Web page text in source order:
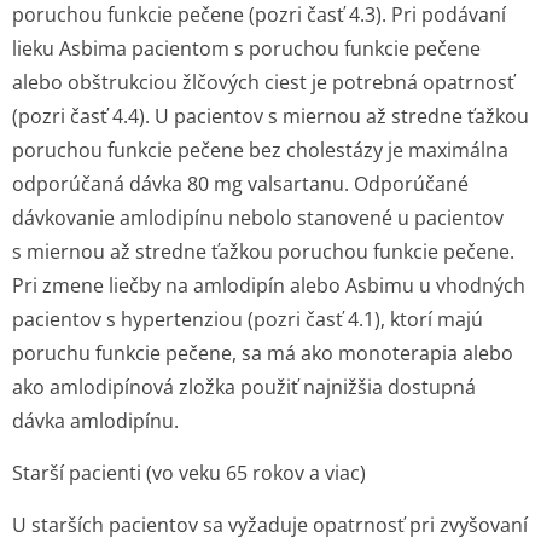
poruchou funkcie pečene (pozri časť 4.3). Pri podávaní
lieku Asbima pacientom s poruchou funkcie pečene
alebo obštrukciou žlčových ciest je potrebná opatrnosť
(pozri časť 4.4). U pacientov s miernou až stredne ťažkou
poruchou funkcie pečene bez cholestázy je maximálna
odporúčaná dávka 80 mg valsartanu. Odporúčané
dávkovanie amlodipínu nebolo stanovené u pacientov
s miernou až stredne ťažkou poruchou funkcie pečene.
Pri zmene liečby na amlodipín alebo Asbimu u vhodných
pacientov s hypertenziou (pozri časť 4.1), ktorí majú
poruchu funkcie pečene, sa má ako monoterapia alebo
ako amlodipínová zložka použiť najnižšia dostupná
dávka amlodipínu.
Starší pacienti (vo veku 65 rokov a viac)
U starších pacientov sa vyžaduje opatrnosť pri zvyšovaní